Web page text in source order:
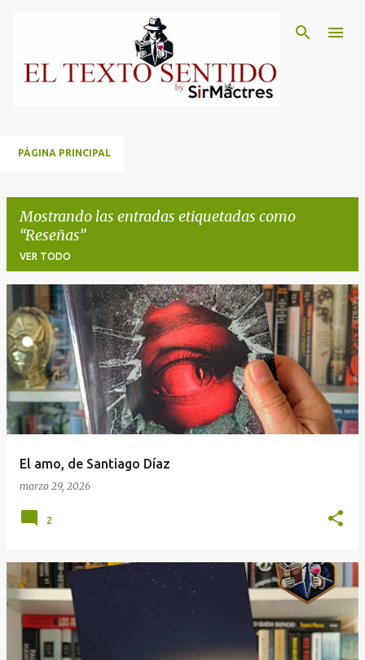
Ir al contenido principal
PÁGINA PRINCIPAL
Mostrando las entradas etiquetadas como
Reseñas
VER TODO
E
n
t
r
a
d
El amo, de Santiago Díaz
marzo 29, 2026
2